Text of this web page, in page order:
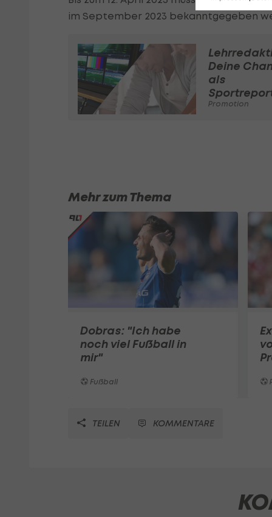
im September 2023 bekanntgegeben
Deine
als
Promotion
Mehr zum Thema
Dobras: "Ich habe
noch viel Fußball in
mir"
Fußball
TEILEN KOMMENTARE